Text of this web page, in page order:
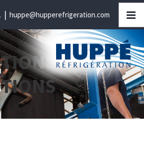
| huppe@hupperefrigeration.com